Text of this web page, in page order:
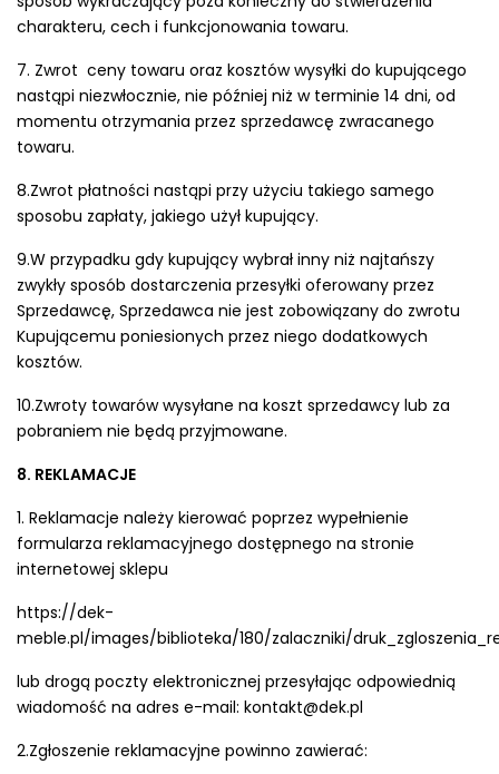
charakteru, cech i funkcjonowania towaru.
7. Zwrot ceny towaru oraz kosztów wysyłki do kupującego
nastąpi niezwłocznie, nie później niż w terminie 14 dni, od
momentu otrzymania przez sprzedawcę zwracanego
towaru.
8.Zwrot płatności nastąpi przy użyciu takiego samego
sposobu zapłaty, jakiego użył kupujący.
9.W przypadku gdy kupujący wybrał inny niż najtańszy
zwykły sposób dostarczenia przesyłki oferowany przez
Sprzedawcę, Sprzedawca nie jest zobowiązany do zwrotu
Kupującemu poniesionych przez niego dodatkowych
kosztów.
10.Zwroty towarów wysyłane na koszt sprzedawcy lub za
pobraniem nie będą przyjmowane.
8. REKLAMACJE
1. Reklamacje należy kierować poprzez wypełnienie
formularza reklamacyjnego dostępnego na stronie
internetowej sklepu
https://dek-
meble.pl/images/biblioteka/180/zalaczniki/
lub drogą poczty elektronicznej przesyłając odpowiednią
wiadomość na adres e-mail: kontakt@dek.pl
2.Zgłoszenie reklamacyjne powinno zawierać: